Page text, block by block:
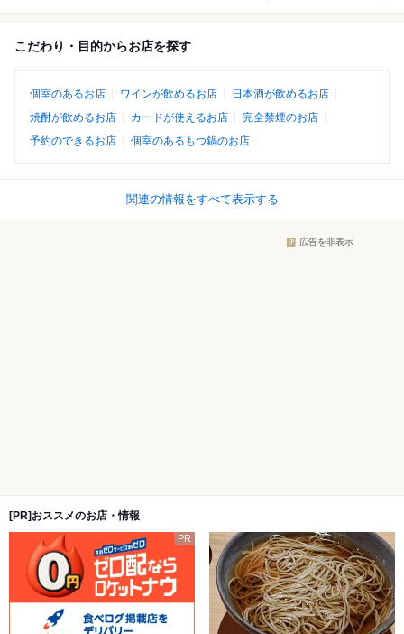
こだわり・目的からお店を探す
個室のあるお店 ワインが飲めるお店
日本酒が飲めるお店
焼酎が飲めるお店
カードが使えるお店
完全禁煙のお店
予約のできるお店
個室のあるもつ鍋のお店
関連の情報をすべて表示する
広告を非表示
[PR]おススメのお店・情報
PR